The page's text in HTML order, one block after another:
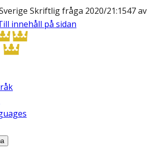
Skriftlig fråga 2020/21:1547 av
innehåll på sidan